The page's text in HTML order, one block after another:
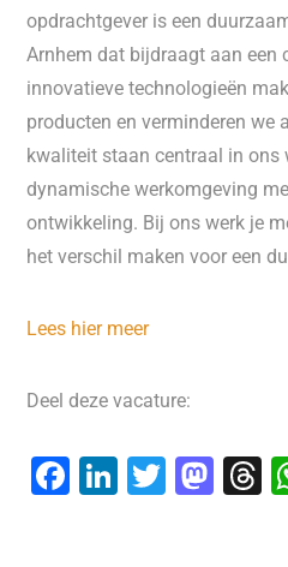
opdrachtgever is een
Arnhem dat bijdraagt aan een
innovatieve technologieën
producten en verminderen we
kwaliteit staan centraal in ons
dynamische werkomgeving
ontwikkeling. Bij ons werk je
het verschil maken voor een
Lees hier meer
Deel deze vacature:
F
Li T
M T